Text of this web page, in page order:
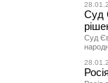
Суд
Суд